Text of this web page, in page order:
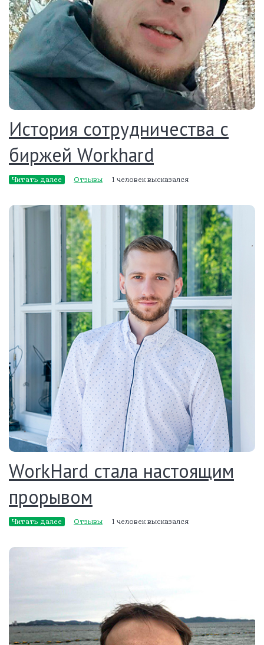
История сотрудничества с
биржей Workhard
Читать далее Отзывы 1 человек высказался
WorkHard стала настоящим
прорывом
Читать далее Отзывы 1 человек высказался